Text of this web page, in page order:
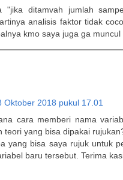
"jika ditamvah jumlah
analisis faktor tidak
kmo saya juga ga muncul
Oktober 2018 pukul 17.01
cara memberi nama
teori yang bisa dipakai
yang bisa saya rujuk untuk
baru tersebut. Terima